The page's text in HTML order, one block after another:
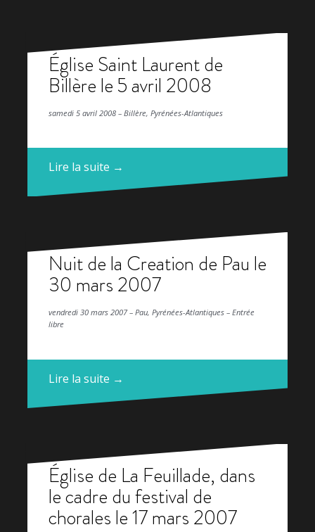
Église Saint Laurent de
Billère le 5 avril 2008
samedi 5 avril 2008 – Billère, Pyrénées-Atlantiques
Lire la suite →
Nuit de la Creation de Pau le
30 mars 2007
vendredi 30 mars 2007 – Pau, Pyrénées-Atlantiques – Entrée
libre
Lire la suite →
Église de La Feuillade, dans
le cadre du festival de
chorales le 17 mars 2007